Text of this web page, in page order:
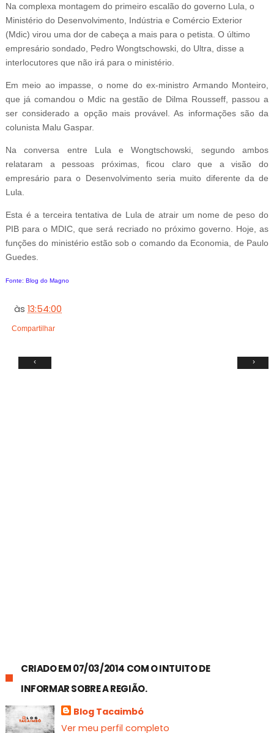
Na complexa montagem do primeiro escalão do governo Lula, o
Ministério do Desenvolvimento, Indústria e Comércio Exterior
(Mdic) virou uma dor de cabeça a mais para o petista. O último
empresário sondado, Pedro Wongtschowski, do Ultra, disse a
interlocutores que não irá para o ministério.
Em meio ao impasse, o nome do ex-ministro Armando Monteiro,
que já comandou o Mdic na gestão de Dilma Rousseff, passou a
ser considerado a opção mais provável. As informações são da
colunista Malu Gaspar.
Na conversa entre Lula e Wongtschowski, segundo ambos
relataram a pessoas próximas, ficou claro que a visão do
empresário para o Desenvolvimento seria muito diferente da de
Lula.
Esta é a terceira tentativa de Lula de atrair um nome de peso do
PIB para o MDIC, que será recriado no próximo governo. Hoje, as
funções do ministério estão sob o comando da Economia, de Paulo
Guedes.
Fonte: Blog do Magno
às13:54:00
Compartilhar
‹ ›
CRIADO EM 07/03/2014 COM O INTUITO DE
INFORMAR SOBRE A REGIÃO.
Blog Tacaimbó
Ver meu perfil completo